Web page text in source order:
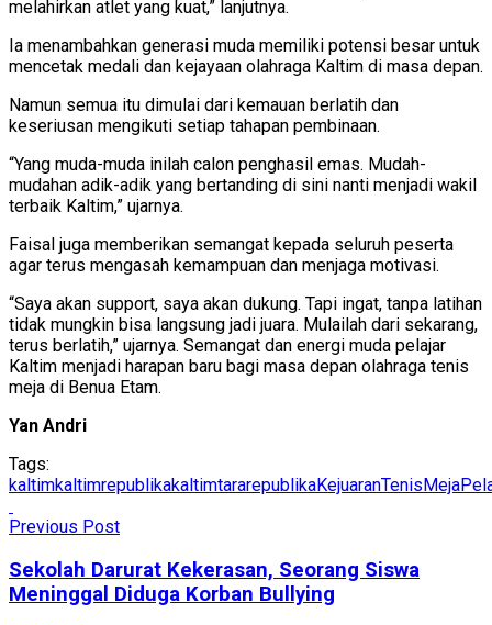
melahirkan atlet yang kuat,” lanjutnya.
Ia menambahkan generasi muda memiliki potensi besar untuk
mencetak medali dan kejayaan olahraga Kaltim di masa depan.
Namun semua itu dimulai dari kemauan berlatih dan
keseriusan mengikuti setiap tahapan pembinaan.
“Yang muda-muda inilah calon penghasil emas. Mudah-
mudahan adik-adik yang bertanding di sini nanti menjadi wakil
terbaik Kaltim,” ujarnya.
Faisal juga memberikan semangat kepada seluruh peserta
agar terus mengasah kemampuan dan menjaga motivasi.
“Saya akan support, saya akan dukung. Tapi ingat, tanpa latihan
tidak mungkin bisa langsung jadi juara. Mulailah dari sekarang,
terus berlatih,” ujarnya. Semangat dan energi muda pelajar
Kaltim menjadi harapan baru bagi masa depan olahraga tenis
meja di Benua Etam.
Yan Andri
Tags:
kaltimkaltimrepublikakaltimtararepublika
Previous Post
Sekolah Darurat Kekerasan, Seorang Siswa
Meninggal Diduga Korban Bullying